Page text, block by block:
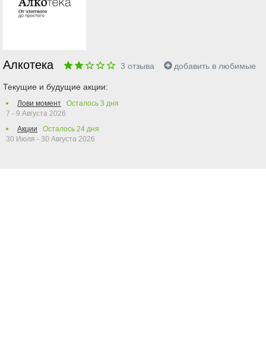
Алкотека 3 отзыва добавить в любимые
Текущие и будущие акции:
Лови момент Осталось 3 дня
7 - 9 Августа 2026
Акции
Осталось 24 дня
30 Июля - 30 Августа 2026